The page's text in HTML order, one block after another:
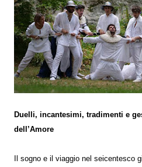
Duelli, incantesimi, tradimenti e
dell’Amore
Il sogno e il viaggio nel seicentesco